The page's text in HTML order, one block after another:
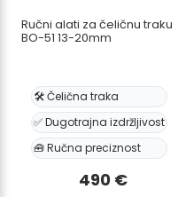
Ručni alati za čeličnu traku
BO-51 13-20mm
🛠️ Čelična traka
✅ Dugotrajna izdržljivost
🧰 Ručna preciznost
490 €